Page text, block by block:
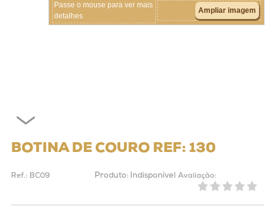
Passe o mouse para ver mais
detalhes
Ampliar imagem
BOTINA DE COURO REF: 130
Ref.: BC09 Produto: Indisponível Avaliação: